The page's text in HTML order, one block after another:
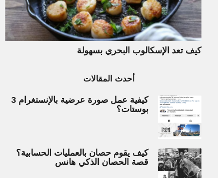
كيف تعد الإسكالوب البحري بسهولة
أحدث المقالات
كيفية عمل صورة عرضية بالإنستغرام 3
بوستات؟
كيف يقوم حصان بالعمليات الحسابية؟
قصة الحصان الذكي هانس